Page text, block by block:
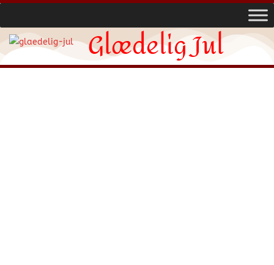
Glædelig Jul